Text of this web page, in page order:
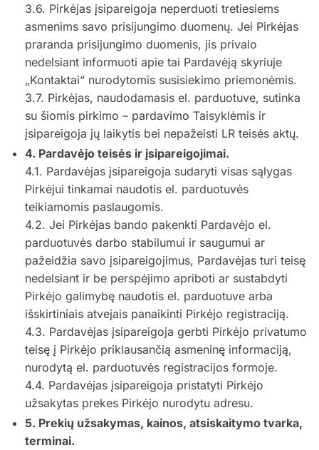
3.6. Pirkėjas įsipareigoja neperduoti tretiesiems
asmenims savo prisijungimo duomenų. Jei Pirkėjas
praranda prisijungimo duomenis, jis privalo
nedelsiant informuoti apie tai Pardavėją skyriuje
„Kontaktai“ nurodytomis susisiekimo priemonėmis.
3.7. Pirkėjas, naudodamasis el. parduotuve, sutinka
su šiomis pirkimo – pardavimo Taisyklėmis ir
įsipareigoja jų laikytis bei nepažeisti LR teisės aktų.
4. Pardavėjo teisės ir įsipareigojimai.
4.1. Pardavėjas įsipareigoja sudaryti visas sąlygas
Pirkėjui tinkamai naudotis el. parduotuvės
teikiamomis paslaugomis.
4.2. Jei Pirkėjas bando pakenkti Pardavėjo el.
parduotuvės darbo stabilumui ir saugumui ar
pažeidžia savo įsipareigojimus, Pardavėjas turi teisę
nedelsiant ir be perspėjimo apriboti ar sustabdyti
Pirkėjo galimybę naudotis el. parduotuve arba
išskirtiniais atvejais panaikinti Pirkėjo registraciją.
4.3. Pardavėjas įsipareigoja gerbti Pirkėjo privatumo
teisę į Pirkėjo priklausančią asmeninę informaciją,
nurodytą el. parduotuvės registracijos formoje.
4.4. Pardavėjas įsipareigoja pristatyti Pirkėjo
užsakytas prekes Pirkėjo nurodytu adresu.
5. Prekių užsakymas, kainos, atsiskaitymo tvarka,
terminai.